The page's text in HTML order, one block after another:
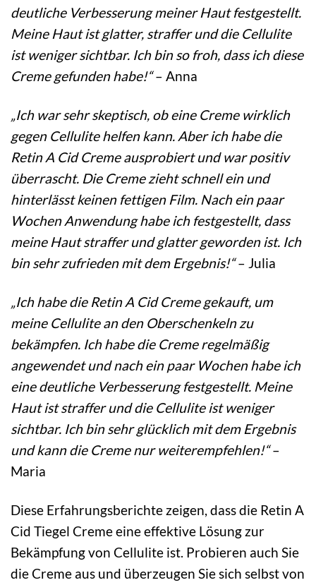
deutliche Verbesserung meiner Haut festgestellt.
Meine Haut ist glatter, straffer und die Cellulite
ist weniger sichtbar. Ich bin so froh, dass ich diese
Creme gefunden habe!“– Anna
„Ich war sehr skeptisch, ob eine Creme wirklich
gegen Cellulite helfen kann. Aber ich habe die
Retin A Cid Creme ausprobiert und war positiv
überrascht. Die Creme zieht schnell ein und
hinterlässt keinen fettigen Film. Nach ein paar
Wochen Anwendung habe ich festgestellt, dass
meine Haut straffer und glatter geworden ist. Ich
bin sehr zufrieden mit dem Ergebnis!“– Julia
„Ich habe die Retin A Cid Creme gekauft, um
meine Cellulite an den Oberschenkeln zu
bekämpfen. Ich habe die Creme regelmäßig
angewendet und nach ein paar Wochen habe ich
eine deutliche Verbesserung festgestellt. Meine
Haut ist straffer und die Cellulite ist weniger
sichtbar. Ich bin sehr glücklich mit dem Ergebnis
und kann die Creme nur weiterempfehlen!“–
Maria
Diese Erfahrungsberichte zeigen, dass die Retin A
Cid Tiegel Creme eine effektive Lösung zur
Bekämpfung von Cellulite ist. Probieren auch Sie
die Creme aus und überzeugen Sie sich selbst von